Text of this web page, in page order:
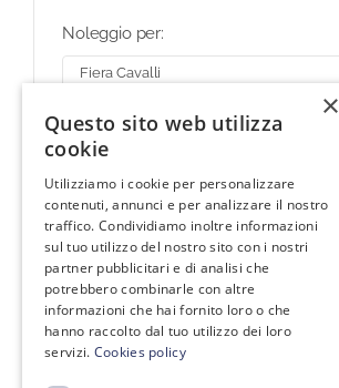
Noleggio per:
207,00€ 14 disponibili
Aggiungi al carrello
Non disponibile
×
Questo sito web utilizza
cookie
Utilizziamo i cookie per personalizzare
contenuti, annunci e per analizzare il nostro
traffico. Condividiamo inoltre informazioni
sul tuo utilizzo del nostro sito con i nostri
partner pubblicitari e di analisi che
potrebbero combinarle con altre
informazioni che hai fornito loro o che
hanno raccolto dal tuo utilizzo dei loro
servizi. Cookies policy